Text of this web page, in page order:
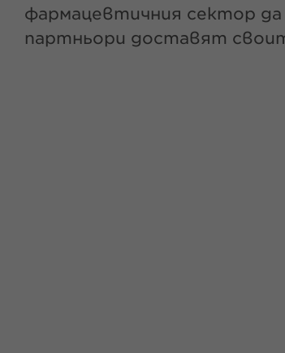
фармацевтичния сектор
партньори доставят